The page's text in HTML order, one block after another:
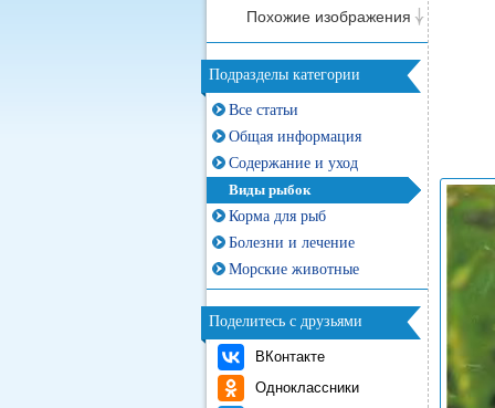
Похожие изображения
Подразделы категории
Все статьи
Общая информация
Содержание и уход
Виды рыбок
Корма для рыб
Болезни и лечение
Морские животные
Поделитесь с друзьями
ВКонтакте
Одноклассники